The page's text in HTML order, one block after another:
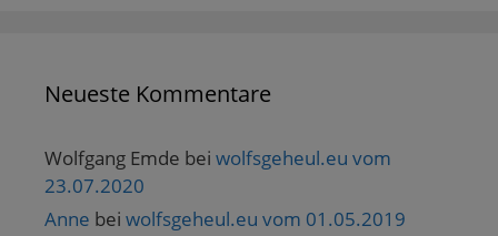
Neueste Kommentare
Wolfgang Emde bei wolfsgeheul.eu vom
23.07.2020
Anne bei wolfsgeheul.eu vom 01.05.2019